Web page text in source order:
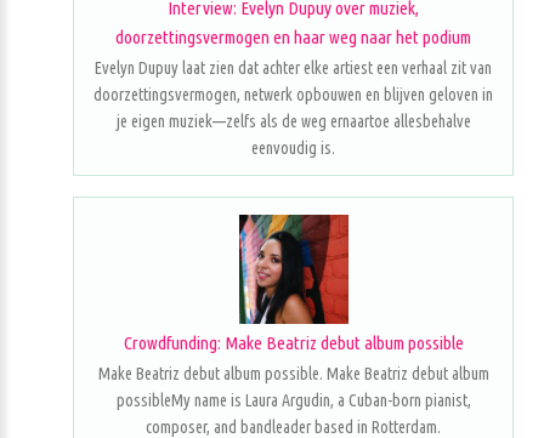
Interview: Evelyn Dupuy over muziek,
doorzettingsvermogen en haar weg naar het podium
Evelyn Dupuy laat zien dat achter elke artiest een verhaal zit van
doorzettingsvermogen, netwerk opbouwen en blijven geloven in
je eigen muziek—zelfs als de weg ernaartoe allesbehalve
eenvoudig is.
Crowdfunding: Make Beatriz debut album possible
Make Beatriz debut album possible. Make Beatriz debut album
possibleMy name is Laura Argudin, a Cuban-born pianist,
composer, and bandleader based in Rotterdam.